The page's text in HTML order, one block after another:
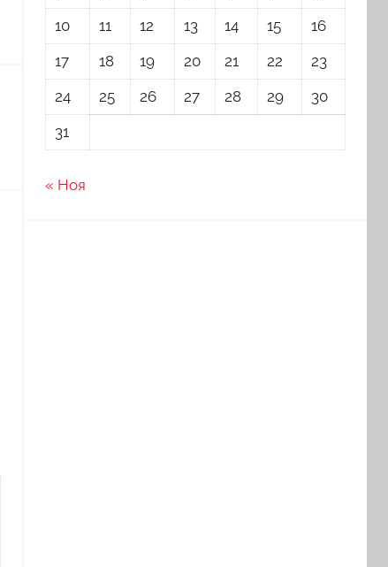
10
11 12 13 14 15
16
17
18 19 20 21 22
23
24
25 26 27 28 29
30
31
« Ноя